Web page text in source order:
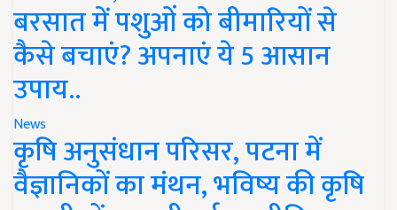
बरसात में पशुओं को बीमारियों से
कैसे बचाएं? अपनाएं ये 5 आसान
उपाय..
News
कृषि अनुसंधान परिसर, पटना में
वैज्ञानिकों का मंथन, भविष्य की कृषि